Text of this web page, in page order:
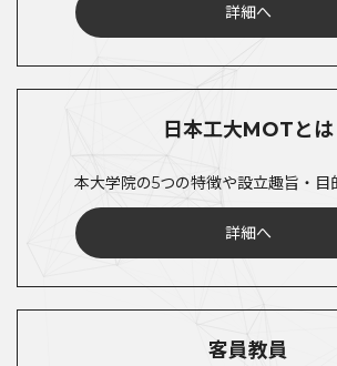
詳細へ
日本工大MOTとは
本大学院の5つの特徴や設立趣旨・目
詳細へ
客員教員